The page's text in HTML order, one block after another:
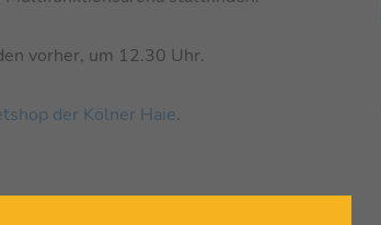
vorher, um 12.30 Uhr.
der Kölner Haie.